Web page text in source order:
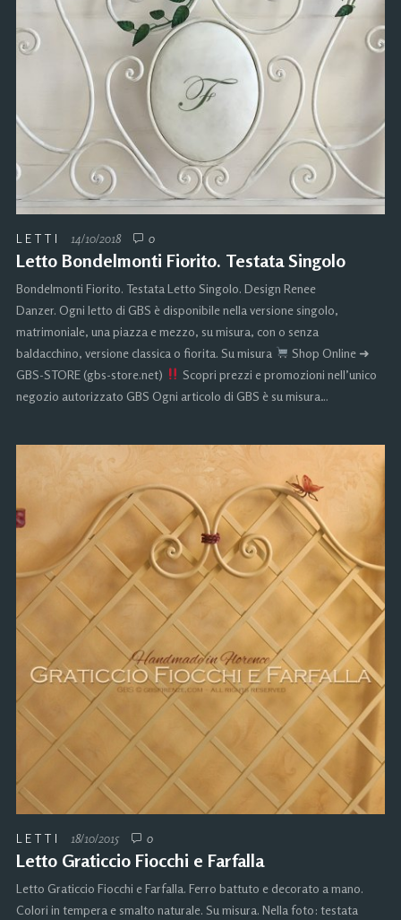
LETTI 14/10/2018 0
Letto Bondelmonti Fiorito. Testata Singolo
Bondelmonti Fiorito. Testata Letto Singolo. Design Renee
Danzer. Ogni letto di GBS è disponibile nella versione singolo,
matrimoniale, una piazza e mezzo, su misura, con o senza
baldacchino, versione classica o fiorita. Su misura
Shop Online ➜
GBS-STORE (gbs-store.net)
Scopri prezzi e promozioni nell’unico
negozio autorizzato GBS Ogni articolo di GBS è su misura…
LETTI 18/10/2015 0
Letto Graticcio Fiocchi e Farfalla
Letto Graticcio Fiocchi e Farfalla. Ferro battuto e decorato a mano.
Colori in tempera e smalto naturale. Su misura. Nella foto: testata